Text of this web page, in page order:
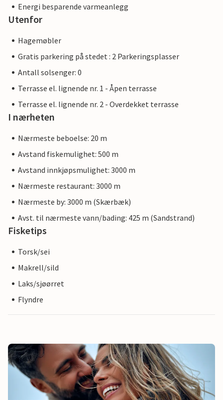
Energi besparende varmeanlegg
Utenfor
Hagemøbler
Gratis parkering på stedet : 2 Parkeringsplasser
Antall solsenger: 0
Terrasse el. lignende nr. 1 - Åpen terrasse
Terrasse el. lignende nr. 2 - Overdekket terrasse
I nærheten
Nærmeste beboelse: 20 m
Avstand fiskemulighet: 500 m
Avstand innkjøpsmulighet: 3000 m
Nærmeste restaurant: 3000 m
Nærmeste by: 3000 m (Skærbæk)
Avst. til nærmeste vann/bading: 425 m (Sandstrand)
Fisketips
Torsk/sei
Makrell/sild
Laks/sjøørret
Flyndre